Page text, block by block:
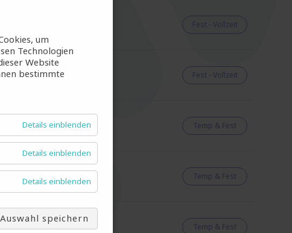
Fest - Vollzeit
Fest - Vollzeit
Temp & Fest
Temp & Fest
Temp & Fest
um
Technologien
Website
bestimmte
Details einblenden
Details einblenden
Details einblenden
Auswahl speichern